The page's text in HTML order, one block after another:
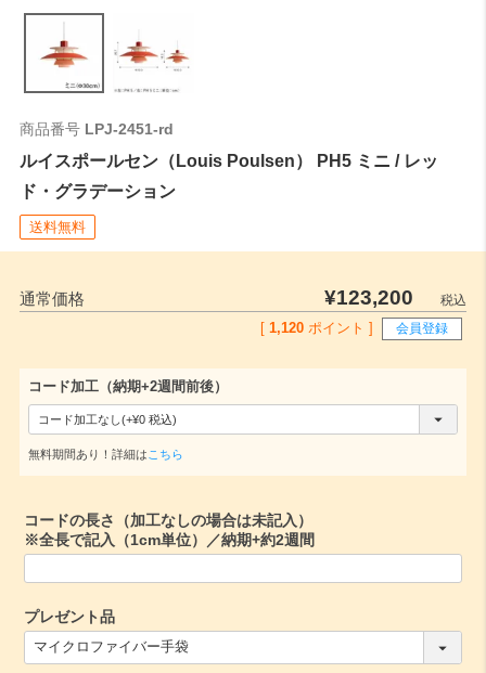
0
ご注文時はこちらの数値をご記入ください。
商品番号 LPJ-2451-rd
ルイスポールセン（Louis Poulsen） PH5 ミニ / レッ
ド・グラデーション
送料無料
通常価格 ¥123,200
税込
1,120 ポイント ] 会員登録
コード加工（納期+2週間前後）
須
無料期間あり！詳細はこちら
コードの長さ（加工なしの場合は未記入）
※全長で記入（1cm単位）／納期+約2週間
プレゼント品
(
必